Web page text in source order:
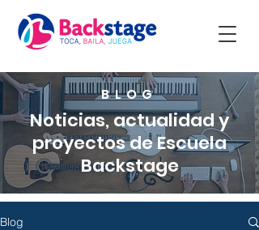
BLOG
Noticias, actualidad y
proyectos de Escuela
Backstage
Blog